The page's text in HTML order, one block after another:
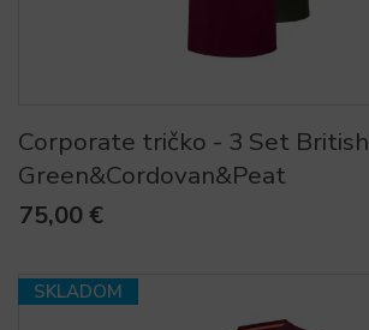
Corporate tričko - 3 Set British
Green&Cordovan&Peat
75,00 €
SKLADOM